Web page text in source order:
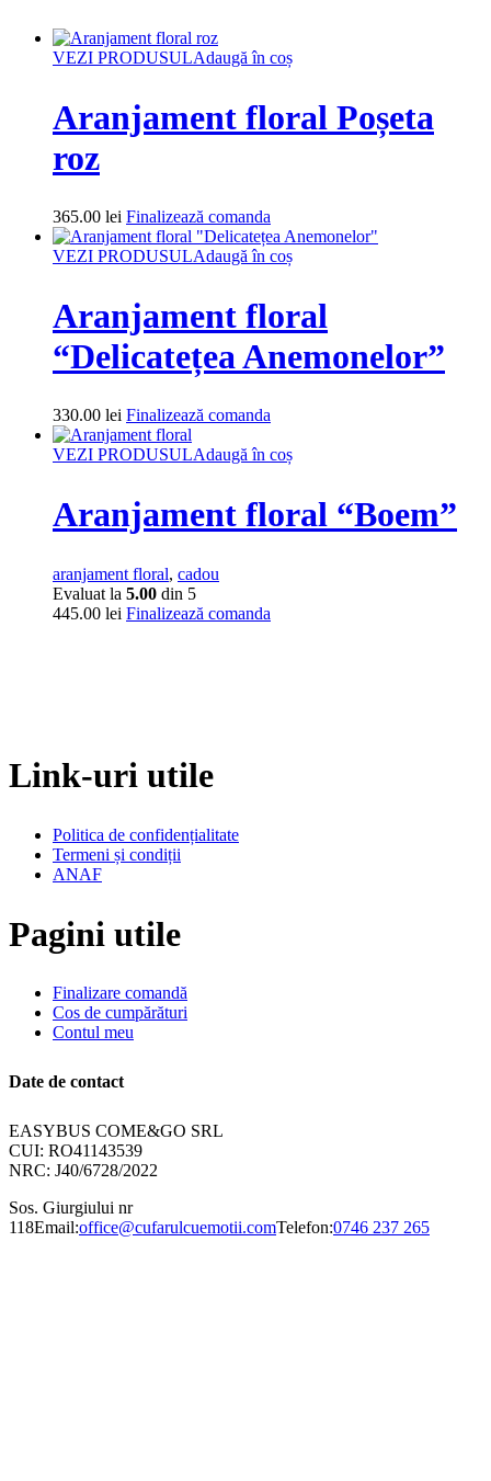
VEZI PRODUSULAdaugă în coș
Aranjament floral Poșeta
roz
365.00 lei Finalizează comanda
VEZI PRODUSULAdaugă în coș
Aranjament floral
“Delicatețea Anemonelor”
330.00 lei Finalizează comanda
VEZI PRODUSULAdaugă în coș
Aranjament floral “Boem”
aranjament floral, cadou
Evaluat la 5.00 din 5
445.00 lei Finalizează comanda
Link-uri utile
Politica de confidențialitate
Termeni și condiții
ANAF
Pagini utile
Finalizare comandă
Cos de cumpărături
Contul meu
Date de contact
EASYBUS COME&GO SRL
CUI: RO41143539
NRC: J40/6728/2022
Sos. Giurgiului nr
118Email:office@cufarulcuemotii.comTelefon:0746 237 265